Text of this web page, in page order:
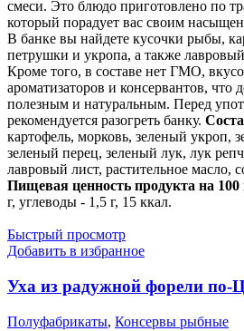
смеси. Это блюдо приготовлено по
который порадует вас своим
В банке вы найдете кусочки рыбы,
петрушки и укропа, а также
Кроме того, в составе нет ГМО,
ароматизаторов и консервантов, что
полезным и натуральным. Перед
рекомендуется разогреть банку.
картофель, морковь, зеленый укроп,
зеленый перец, зеленый лук, лук
лавровый лист, растительное масло,
Пищевая ценность продукта на 100
г, углеводы - 1,5 г, 15 ккал.
Быстрый просмотр
Добавить в избранное
Уха из радужной форели по-
Полуфабрикаты, Консервы рыбные